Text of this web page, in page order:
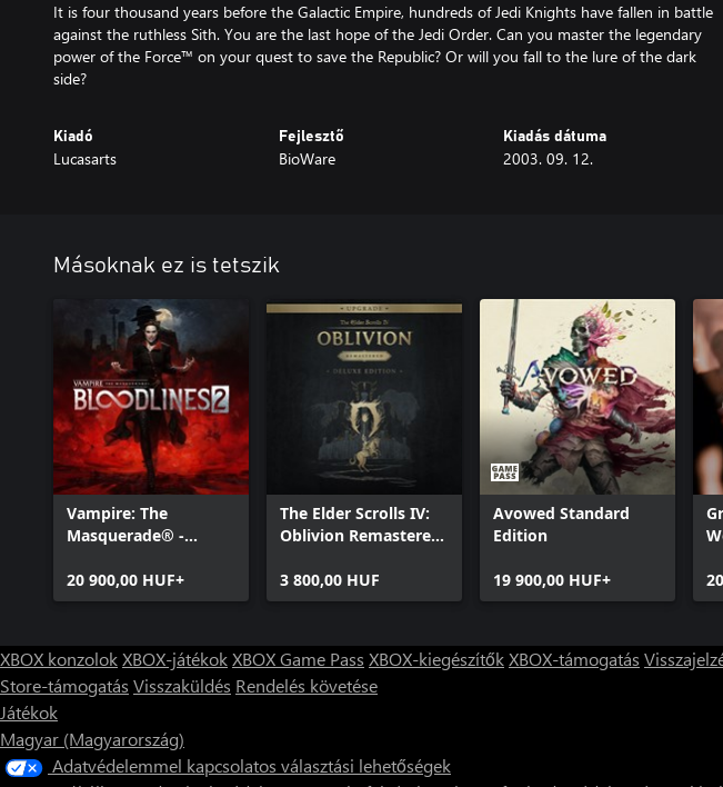
It is four thousand years before the Galactic Empire, hundreds of Jedi Knights have fallen in battle
against the ruthless Sith. You are the last hope of the Jedi Order. Can you master the legendary
power of the Force™ on your quest to save the Republic? Or will you fall to the lure of the dark
side?
Kiadó
Lucasarts
Fejlesztő
BioWare
Kiadás dátuma
2003. 09. 12.
Másoknak ez is tetszik
Vampire: The
Masquerade® -
20 900,00 HUF+
The Elder Scrolls IV:
Oblivion Remastered
Upgrade
3 800,00 HUF
Avowed Standard
Edition
19 900,00 HUF+
XBOX konzolokXBOX-játékokXBOX Game Pass XBOX-kiegészítőkXBOX-támogatás
Store-támogatás Visszaküldés Rendelés követése
Játékok
Magyar (Magyarország)
Adatvédelemmel kapcsolatos választási lehetőségek